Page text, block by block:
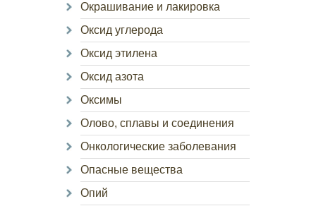
Окрашивание и лакировка
Оксид углерода
Оксид этилена
Оксид азота
Оксимы
Олово, сплавы и соединения
Онкологические заболевания
Опасные вещества
Опий